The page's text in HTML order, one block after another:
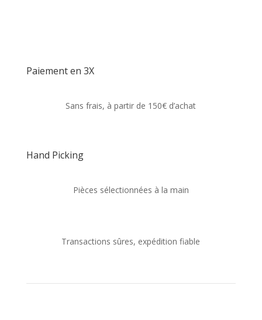
Paiement en 3X
Sans frais, à partir de 150€ d’achat
Hand Picking
Pièces sélectionnées à la main
Transactions sûres, expédition fiable